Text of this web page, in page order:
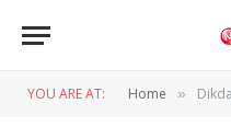
YOU ARE AT: Home »